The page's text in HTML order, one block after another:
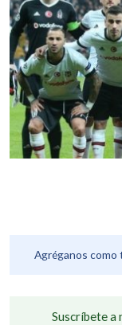
Agréganos como
Suscríbete a